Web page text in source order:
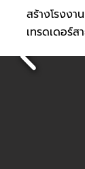
สร้างโรงง
เทรดเดอร์